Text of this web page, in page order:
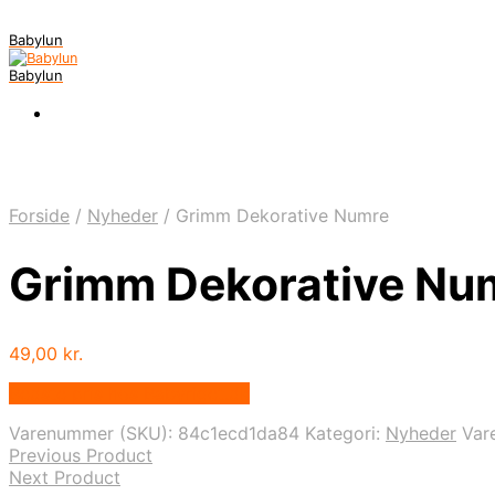
Babylun
Babylun
Forside / Nyheder / Grimm Dekorative Numre
Grimm Dekorative
49,00 kr.
Varenummer (SKU): 84c1ecd1da84 Kategori: Nyheder
Previous Product
Next Product